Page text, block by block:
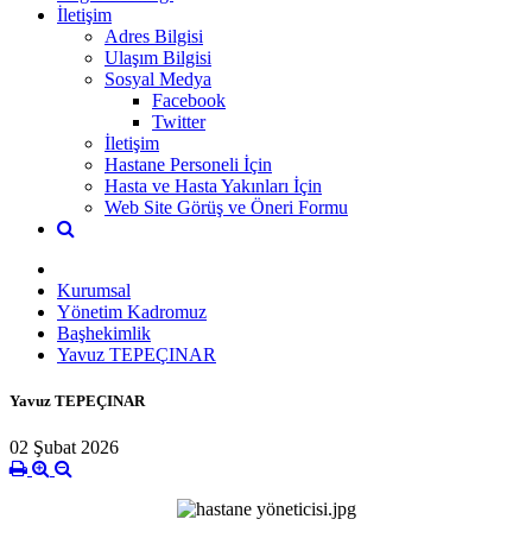
İletişim
Adres Bilgisi
Ulaşım Bilgisi
Sosyal Medya
Facebook
Twitter
İletişim
Hastane Personeli İçin
Hasta ve Hasta Yakınları İçin
Web Site Görüş ve Öneri Formu
Kurumsal
Yönetim Kadromuz
Başhekimlik
Yavuz TEPEÇINAR
Yavuz TEPEÇINAR
02 Şubat 2026